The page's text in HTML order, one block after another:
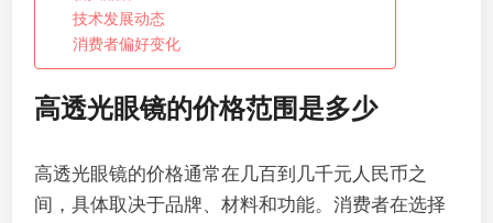
技术发展动态
消费者偏好变化
高透光眼镜的价格范围是多少
高透光眼镜的价格通常在几百到几千元人民币之
间，具体取决于品牌、材料和功能。消费者在选择